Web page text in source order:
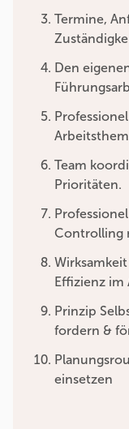
Termine,
Den
Team
Prioritäten.
Controlling
Effizienz im
Prinzip
fordern &
einsetzen